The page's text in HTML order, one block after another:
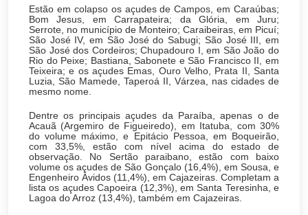
Estão em colapso os açudes de Campos, em Caraúbas;
Bom Jesus, em Carrapateira; da Glória, em Juru;
Serrote, no município de Monteiro; Caraibeiras, em Picuí;
São José IV, em São José do Sabugi; São José III, em
São José dos Cordeiros; Chupadouro I, em São João do
Rio do Peixe; Bastiana, Sabonete e São Francisco II, em
Teixeira; e os açudes Emas, Ouro Velho, Prata II, Santa
Luzia, São Mamede, Taperoá II, Várzea, nas cidades de
mesmo nome.
Dentre os principais açudes da Paraíba, apenas o de
Acauã (Argemiro de Figueiredo), em Itatuba, com 30%
do volume máximo, e Epitácio Pessoa, em Boqueirão,
com 33,5%, estão com nível acima do estado de
observação. No Sertão paraibano, estão com baixo
volume os açudes de São Gonçalo (16,4%), em Sousa, e
Engenheiro Ávidos (11,4%), em Cajazeiras. Completam a
lista os açudes Capoeira (12,3%), em Santa Teresinha, e
Lagoa do Arroz (13,4%), também em Cajazeiras.